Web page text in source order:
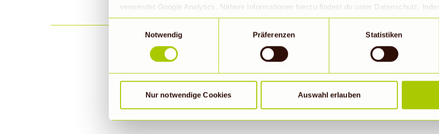
verwendet Google Analytics. Nähere Informationen hierzu findest du unter Datenschutz.
geklickt bzw. statistische Cookies erlaubt werden, wird zugleich gem. Art. 49 Abs. 1 S. 1 lit
die Daten in den USA verarbeitet werden. Die USA werden vom Europäischen Gerichtshof
EU-Standards unzureichendem Datenschutzniveau eingeschätzt. Es besteht insbesondere
durch US-Behörden, zu Kontroll- und zu Überwachungszwecken, möglicherweise auch ohne
Einwilligungsauswahl
Notwendig
Präferenzen Statistiken
Nur notwendige Cookies Auswahl erlauben
BIOMARKT NEWSLETTER
E-Mail